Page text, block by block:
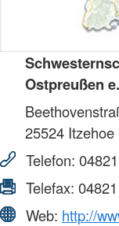
Ostpreußen
25524 Itzehoe
Telefon:
Telefax:
Web: http://